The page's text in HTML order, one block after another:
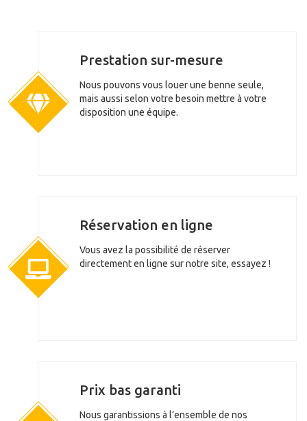
Prestation sur-mesure
Nous pouvons vous louer une benne seule,
mais aussi selon votre besoin mettre à votre
disposition une équipe.
Réservation en ligne
Vous avez la possibilité de réserver
directement en ligne sur notre site, essayez !
Prix bas garanti
Nous garantissions à l’ensemble de nos